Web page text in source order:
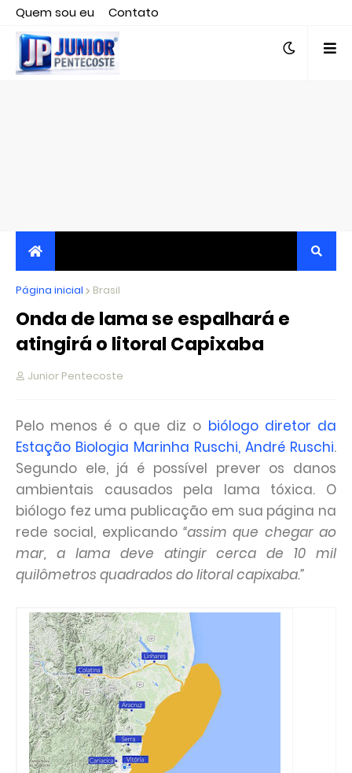
Quem sou eu
Contato
Editor responsável, jornalista Clovis Almeida.
JORNALISMO INDEPENDENTE, TRANSPARENTE E
CRÍTICO
Página inicial Brasil
Onda de lama se espalhará e
atingirá o litoral Capixaba
Junior Pentecoste
Pelo menos é o que diz o biólogo diretor da
Estação Biologia Marinha Ruschi, André Ruschi.
Segundo ele, já é possível prever os danos
ambientais causados pela lama tóxica. O
biólogo fez uma publicação em sua página na
rede social, explicando “assim que chegar ao
mar, a lama deve atingir cerca de 10 mil
quilômetros quadrados do litoral capixaba.”